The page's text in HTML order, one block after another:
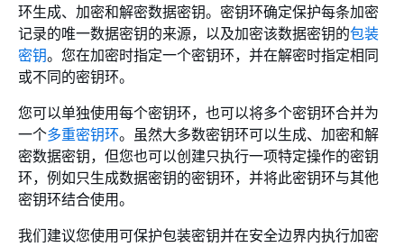
环生成、加密和解密数据密钥。密钥环确定保护每条加密
记录的唯一数据密钥的来源，以及加密该数据密钥的包装
密钥。您在加密时指定一个密钥环，并在解密时指定相同
或不同的密钥环。
您可以单独使用每个密钥环，也可以将多个密钥环合并为
一个多重密钥环。虽然大多数密钥环可以生成、加密和解
密数据密钥，但您也可以创建只执行一项特定操作的密钥
环，例如只生成数据密钥的密钥环，并将此密钥环与其他
密钥环结合使用。
我们建议您使用可保护包装密钥并在安全边界内执行加密